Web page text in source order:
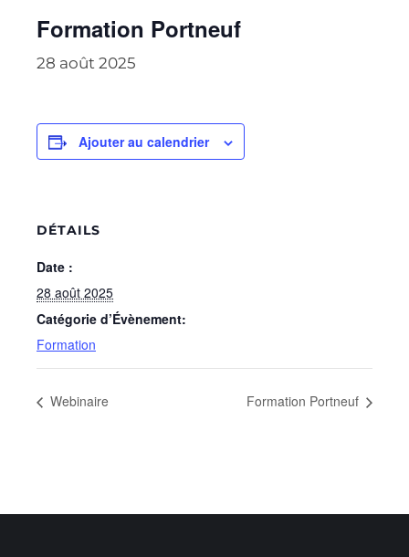
Formation Portneuf
28 août 2025
Ajouter au calendrier
DÉTAILS
Date :
28 août 2025
Catégorie d’Évènement:
Formation
Webinaire Formation Portneuf